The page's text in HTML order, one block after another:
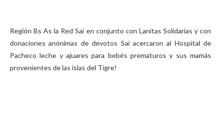
Región Bs As la Red Sai en conjunto con Lanitas Solidarias y con
donaciones anónimas de devotos Sai acercaron al Hospital de
Pacheco leche y ajuares para bebés prematuros y sus mamás
provenientes de las islas del Tigre!